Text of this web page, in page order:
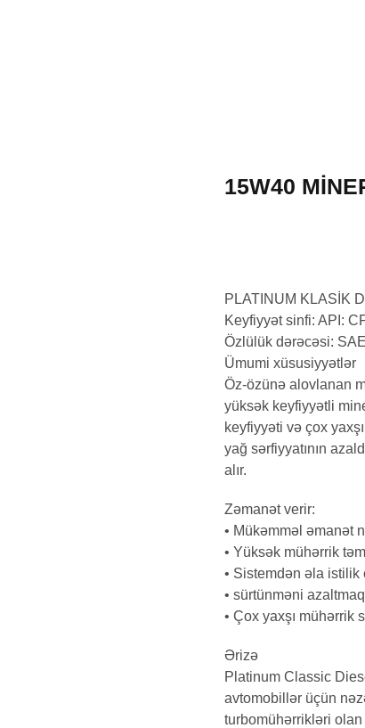
15W40
PLATINUM KLASİK
Keyfiyyət sinfi: API:
Özlülük dərəcəsi:
Ümumi xüsusiyyətlər
Öz-özünə alovlanan
yüksək keyfiyyətli
keyfiyyəti və çox
yağ sərfiyyatının
alır.
Zəmanət verir:
• Mükəmməl əmanət
• Yüksək mühərrik
• Sistemdən əla istilik
• sürtünməni
• Çox yaxşı mühərrik
Ərizə
Platinum Classic
avtomobillər üçün
turbomühərrikləri olan